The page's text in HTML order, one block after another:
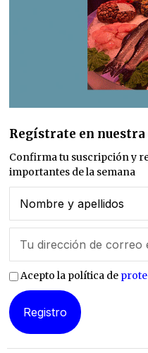
Regístrate en
Confirma tu suscripción y
importantes de la semana
Acepto la política de